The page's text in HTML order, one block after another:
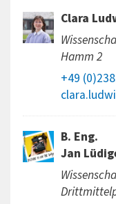
Clara
Hamm 2
+49
B. Eng.
Jan